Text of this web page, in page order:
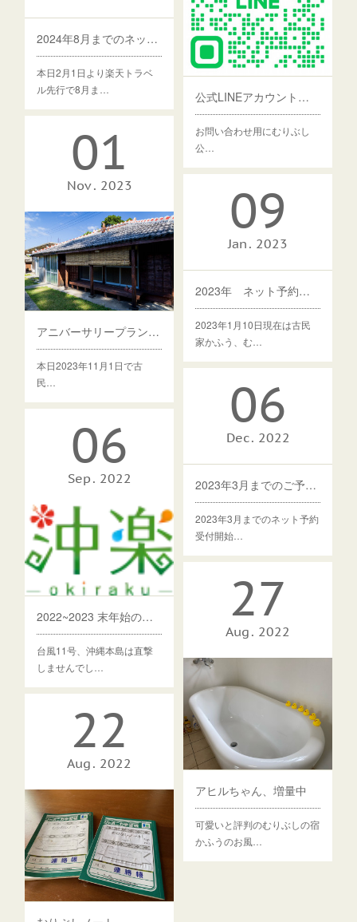
公式LINEアカウント作成しました
お問い合わせ用にむりぶし
公…
2024年8月までのネット予約受付開始しました
本日2月1日より楽天トラベ
ル先行で8月ま…
01
Nov 2023
アニバーサリープランのお知らせ
本日2023年11月1日で古
民…
09
Jan 2023
2023年 ネット予約スケジュールのお知らせ
2023年1月10日現在は古民
家かふう、む…
06
Dec 2022
2023年3月までのご予約受付開始しました
2023年3月までのネット予約
受付開始…
06
Sep 2022
2022~2023 末年始のご予約受付開始しました
台風11号、沖縄本島は直撃
しませんでし…
27
Aug 2022
アヒルちゃん、増量中
可愛いと評判のむりぶしの宿
かふうのお風…
22
Aug 2022